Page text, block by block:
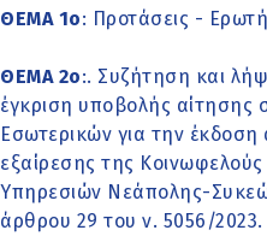
ΘΕΜΑ 1o: Προτάσεις -
ΘΕΜΑ 2o:. Συζήτηση και
έγκριση υποβολής αίτησης
Εσωτερικών για την
εξαίρεσης της Κοινωφελούς
Υπηρεσιών Νεάπολης-
άρθρου 29 του ν. 5056/2023.